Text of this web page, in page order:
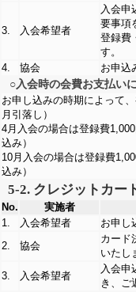
3. 入会希望者
入会申
要事項
登録費
す。
4.
協会 お申込
○入会時の会費お支払い
お申し込みの時期によって
月引落し）
4月入会の場合は登録費
込み）
10月入会の場合は登録費
込み）
5-2. クレジットカー
No. 実施者
1.
入会希望者 お申し
2. 協会
カード
いたし
3.
入会希望者
入会申
き、ご